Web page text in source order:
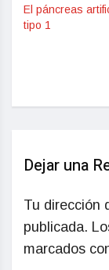
El páncreas
tipo 1
Dejar una
Tu dirección
publicada.
marcados